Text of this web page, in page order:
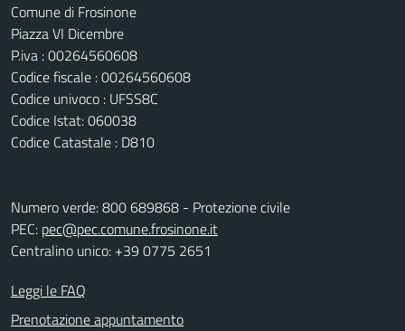
Comune di Frosinone
Piazza VI Dicembre
P.iva : 00264560608
Codice fiscale : 00264560608
Codice univoco : UFSS8C
Codice Istat: 060038
Codice Catastale : D810
Numero verde: 800 689868 - Protezione civile
PEC: pec@pec.comune.frosinone.it
Centralino unico: +39 0775 2651
Leggi le FAQ
Prenotazione appuntamento